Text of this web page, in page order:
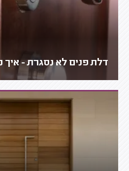
דלת פנים לא נסגרת - איך